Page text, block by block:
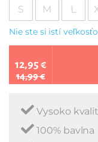
S M L
Nie ste si istí
12,95 €
14,99 €
Vysoko
100% bavlna